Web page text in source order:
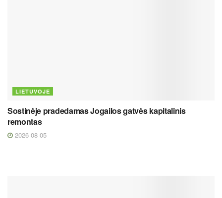
LIETUVOJE
Sostinėje pradedamas Jogailos gatvės kapitalinis
remontas
2026 08 05